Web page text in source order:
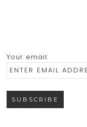
Your email: